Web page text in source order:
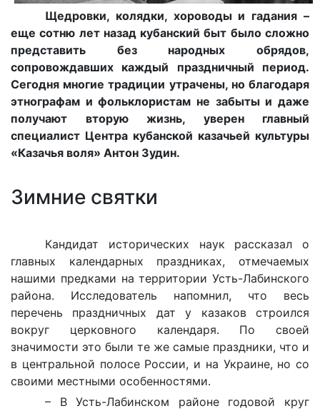
Щедровки, колядки, хороводы и гадания –
еще сотню лет назад кубанский быт было сложно
представить без народных обрядов,
сопровождавших каждый праздничный период.
Сегодня многие традиции утрачены, но благодаря
этнографам и фольклористам не забыты и даже
получают вторую жизнь, уверен главный
специалист Центра кубанской казачьей культуры
«Казачья воля» Антон Зудин.
Зимние святки
Кандидат исторических наук рассказал о
главных календарных праздниках, отмечаемых
нашими предками на территории Усть-Лабинского
района. Исследователь напомнил, что весь
перечень праздничных дат у казаков строился
вокруг церковного календаря. По своей
значимости это были те же самые праздники, что и
в центральной полосе России, и на Украине, но со
своими местными особенностями.
– В Усть-Лабинском районе годовой круг